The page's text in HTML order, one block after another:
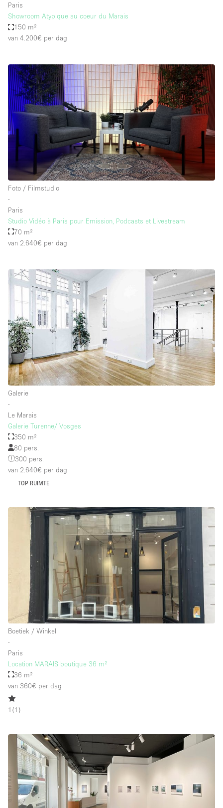
Paris
Showroom Atypique au coeur du Marais
150 m²
van 4.200€ per dag
Foto / Filmstudio
∙
Paris
Studio Vidéo à Paris pour Emission, Podcasts et Livestream
70 m²
van 2.640€ per dag
Galerie
∙
Le Marais
Galerie Turenne/ Vosges
350 m²
80 pers.
300 pers.
van 2.640€ per dag
TOP RUIMTE
Boetiek / Winkel
∙
Paris
Location MARAIS boutique 36 m²
36 m²
van 360€ per dag
1 (1 )